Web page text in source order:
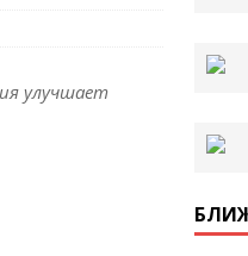
улучшает